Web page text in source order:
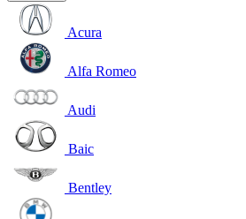
Acura
Alfa Romeo
Audi
Baic
Bentley